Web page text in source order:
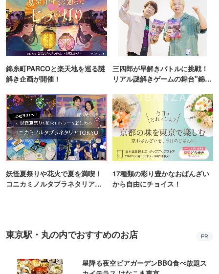
錦糸町PARCOと楽天地を巡る謎
解き企画が開催！
三四郎が早解きバトルに挑戦！
リアル謎解きゲームの舞台"錦糸
妖怪夏祭りや花火で夏を満喫！
コニカミノルタプラネタリア
17種類の彩り豊かなおばんざい
から自由にチョイス！
東京駅・丸の内でおすすめのお店 PR
星降る夜空ビアガーデンBBQ食べ放題ス